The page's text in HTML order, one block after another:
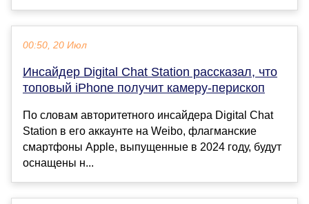
00:50, 20 Июл
Инсайдер Digital Chat Station рассказал, что
топовый iPhone получит камеру-перископ
По словам авторитетного инсайдера Digital Chat
Station в его аккаунте на Weibo, флагманские
смартфоны Apple, выпущенные в 2024 году, будут
оснащены н...